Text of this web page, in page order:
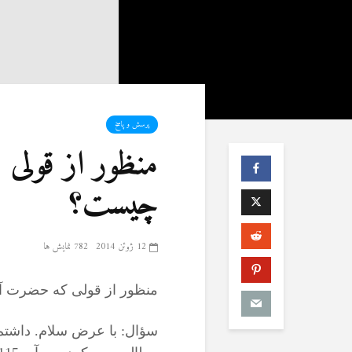
پرسش و پاسخ
منظور از
چیست؟
12 ژوئن 2014 782 نمایش ها
منظور از قولی که حضرت
سؤال: با عرض سلام. داشتم